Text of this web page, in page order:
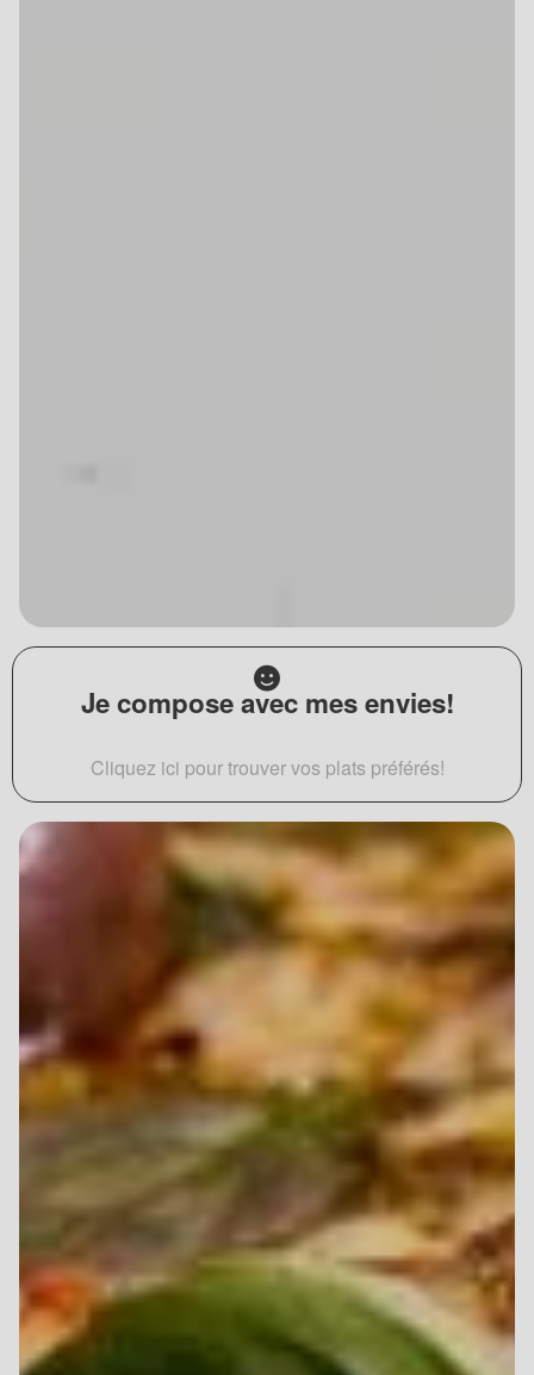
Je compose avec mes envies!
Cliquez ici pour trouver vos plats préférés!